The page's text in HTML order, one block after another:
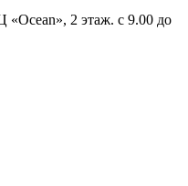
2 этаж. с 9.00 до